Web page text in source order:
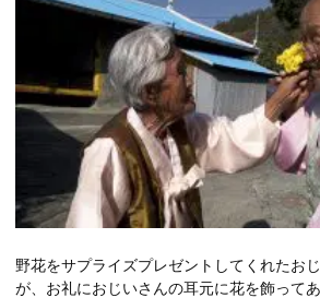
野花をサプライズプレゼントしてくれたお
が、お礼におじいさんの耳元に花を飾ってあ